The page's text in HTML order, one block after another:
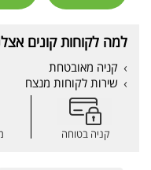
למה לקוחות קונים
קניה מאובטחת
שירות לקוחות מנצח
קניה בטוחה